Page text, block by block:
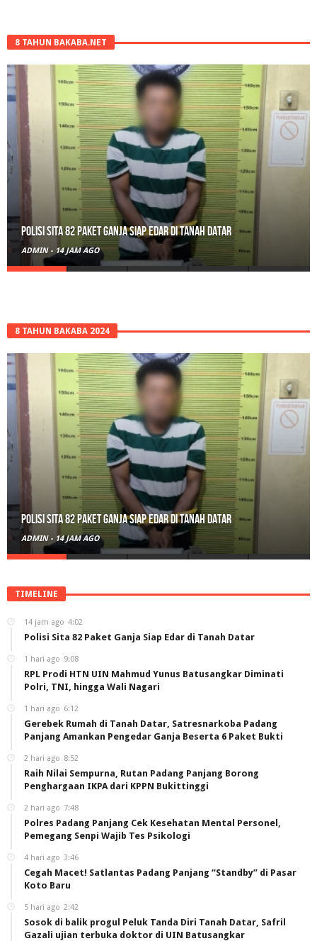
8 TAHUN BAKABA.NET
Polisi Sita 82 Paket Ganja Siap Edar di Tanah Datar
ADMIN - 14 JAM AGO
8 TAHUN BAKABA 2024
Polisi Sita 82 Paket Ganja Siap Edar di Tanah Datar
ADMIN - 14 JAM AGO
TIMELINE
14 jam ago 4:02
Polisi Sita 82 Paket Ganja Siap Edar di Tanah Datar
1 hari ago 9:08
RPL Prodi HTN UIN Mahmud Yunus Batusangkar Diminati
Polri, TNI, hingga Wali Nagari
1 hari ago 6:12
Gerebek Rumah di Tanah Datar, Satresnarkoba Padang
Panjang Amankan Pengedar Ganja Beserta 6 Paket Bukti
2 hari ago 8:52
Raih Nilai Sempurna, Rutan Padang Panjang Borong
Penghargaan IKPA dari KPPN Bukittinggi
2 hari ago 7:48
Polres Padang Panjang Cek Kesehatan Mental Personel,
Pemegang Senpi Wajib Tes Psikologi
4 hari ago 3:46
Cegah Macet! Satlantas Padang Panjang “Standby” di Pasar
Koto Baru
5 hari ago 2:42
Sosok di balik progul Peluk Tanda Diri Tanah Datar, Safril
Gazali ujian terbuka doktor di UIN Batusangkar